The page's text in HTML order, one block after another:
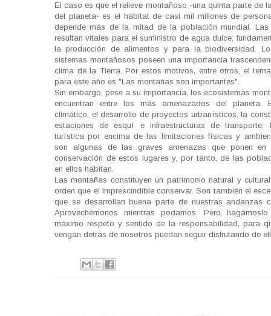
El caso es que el relieve montañoso -una quinta parte de
del planeta- es el hábitat de casi mil millones de
depende más de la mitad de la población mundial. Las
resultan vitales para el suministro de agua dulce;
la producción de alimentos y para la biodiversidad.
sistemas montañosos poseen una importancia
clima de la Tierra. Por estos motivos, entre otros, el
para este año es "Las montañas son importantes".
Sin embargo, pese a su importancia, los ecosistemas
encuentran entre los más amenazados del planeta.
climático, el desarrollo de proyectos urbanísticos, la
estaciones de esquí e infraestructuras de transporte;
turística por encima de las limitaciones físicas y
son algunas de las graves amenazas que ponen en
conservación de estos lugares y, por tanto, de las
en ellos habitan.
Las montañas constituyen un patrimonio natural y
orden que el imprescindible conservar. Son también el
que se desarrollan buena parte de nuestras andanzas
Aprovechémonos mientras podamos. Pero
máximo respeto y sentido de la responsabilidad, para
vengan detrás de nosotros puedan seguir disfrutando de